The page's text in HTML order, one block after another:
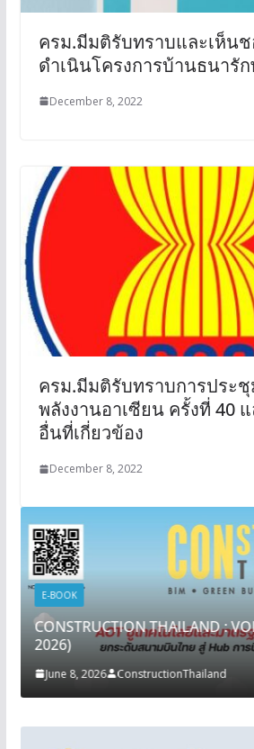
ครม.มีมติรับทราบและเห็นช
ดำเนินโครงการบ้านธนารั
December 8, 2022
ครม.มีมติรับทราบการประ
พลังงานอาเซียน ครั้งที่ 40
อื่นที่เกี่ยวข้อง
December 8, 2022
E-BOOK
CONSTRUCTION THAILAND :
2026)
June 8, 2026 ConstructionThailand